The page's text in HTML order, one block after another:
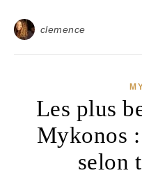
clemence
Les plus
Mykonos
selon